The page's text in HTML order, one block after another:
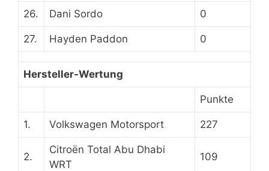
26. Dani Sordo 0
27. Hayden Paddon 0
Hersteller-Wertung
Punkte
1. Volkswagen Motorsport 227
2.
Citroën Total Abu Dhabi
WRT
109